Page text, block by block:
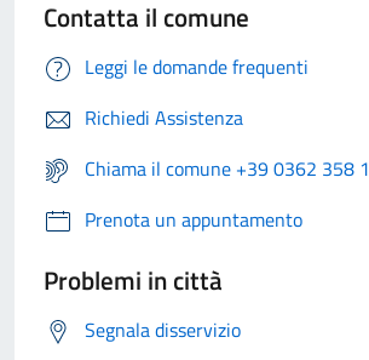
Contatta il comune
Leggi le domande frequenti
Richiedi Assistenza
Chiama il comune +39 0362 358 1
Prenota un appuntamento
Problemi in città
Segnala disservizio